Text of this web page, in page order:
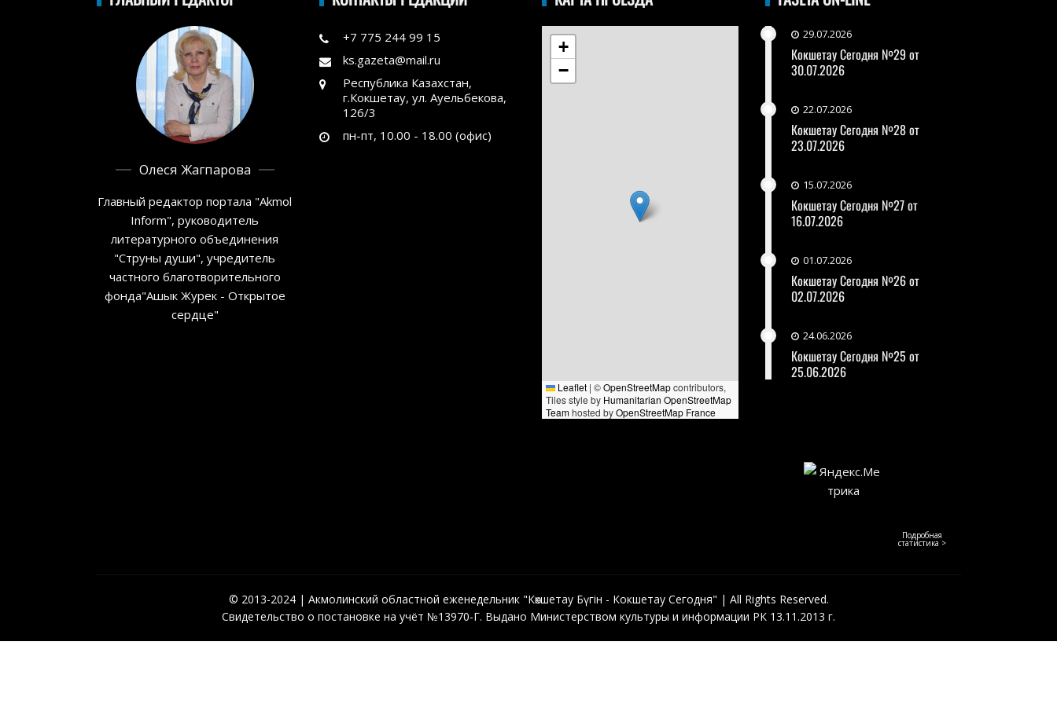
Олеся Жагпарова
Главный редактор портала "Akmol
Inform", руководитель
литературного объединения
"Струны души", учредитель
частного благотворительного
фонда"Ашык Журек - Открытое
сердце"
+7 775 244 99 15
ks.gazeta@mail.ru
Республика Казахстан,
г.Кокшетау, ул. Ауельбекова,
126/3
пн-пт, 10.00 - 18.00 (офис)
+
−
Leaflet | ©OpenStreetMapcontributors,
Tiles style by Humanitarian OpenStreetMap
Teamhosted byOpenStreetMap France
29.07.2026
Кокшетау Сегодня №29 от
30.07.2026
22.07.2026
Кокшетау Сегодня №28 от
23.07.2026
15.07.2026
Кокшетау Сегодня №27 от
16.07.2026
01.07.2026
Кокшетау Сегодня №26 от
02.07.2026
24.06.2026
Кокшетау Сегодня №25 от
25.06.2026
Подробная
статистика >
© 2013-2024 | Акмолинский областной еженедельник "Көкшетау Бүгін - Кокшетау Сегодня" | All Rights Reserved.
Свидетельство о постановке на учёт №13970-Г. Выдано Министерством культуры и информации РК 13.11.2013 г.